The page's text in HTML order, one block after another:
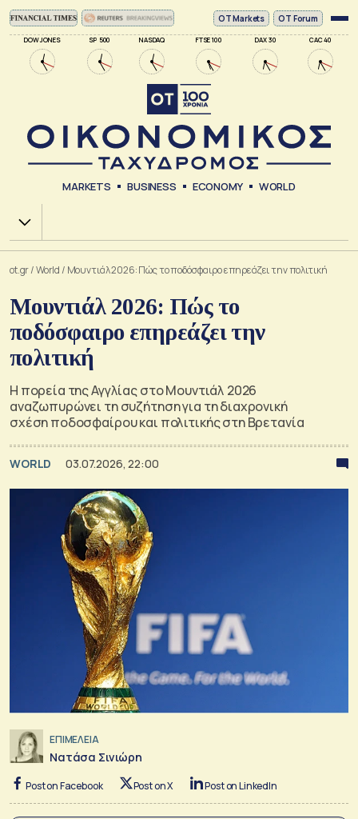
DOW JONES SP 500 NASDAQ FTSE 100 DAX 30 CAC 40
ΟΤ Markets OT Forum
MARKETS BUSINESS ECONOMY WORLD
Χ.Α.
ot.gr/World / Μουντιάλ 2026: Πώς το ποδόσφαιρο επηρεάζει την πολιτική
Μουντιάλ 2026: Πώς το
ποδόσφαιρο επηρεάζει την
πολιτική
Η πορεία της Αγγλίας στο Μουντιάλ 2026
αναζωπυρώνει τη συζήτηση για τη διαχρονική
σχέση ποδοσφαίρου και πολιτικής στη Βρετανία
WORLD 03.07.2026, 22:00
ΕΠΙΜΕΛΕΙΑ
Νατάσα Σινιώρη
Post on Facebook Post on X Post on LinkedIn